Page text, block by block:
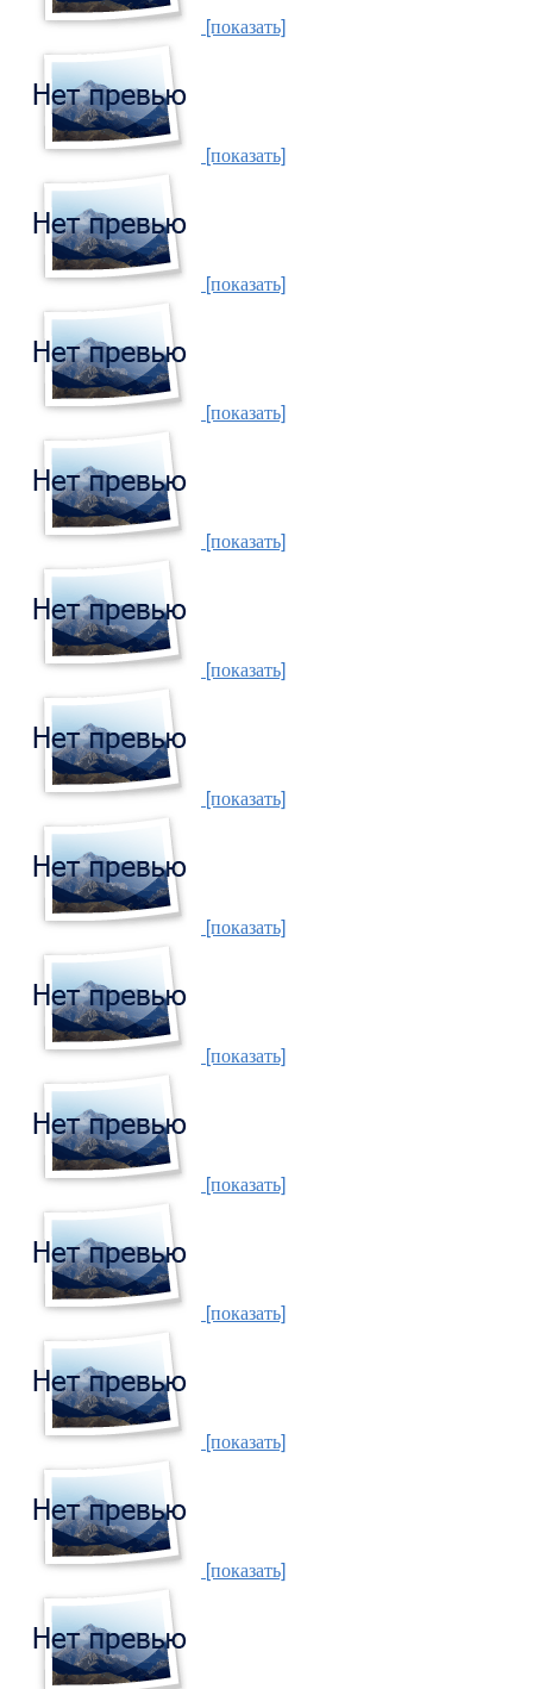
[показать]
[показать]
[показать]
[показать]
[показать]
[показать]
[показать]
[показать]
[показать]
[показать]
[показать]
[показать]
[показать]